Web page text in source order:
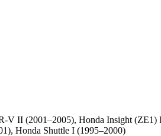
II (2001–2005), Honda Insight
Honda Shuttle I (1995–2000)